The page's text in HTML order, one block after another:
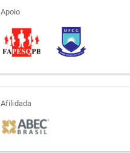
apoio
Apoio
afiliada
Afilidada